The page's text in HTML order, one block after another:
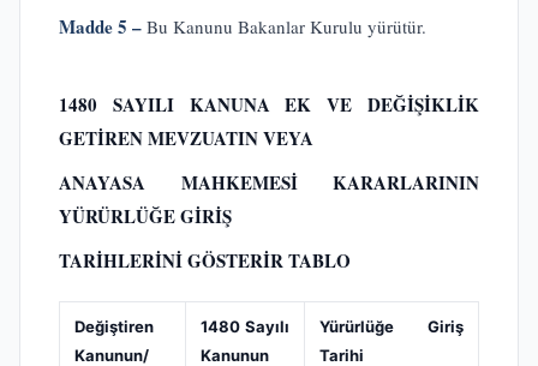
Madde 5 – Bu Kanunu Bakanlar Kurulu yürütür.
1480 SAYILI KANUNA EK VE DEĞİŞİKLİK
GETİREN MEVZUATIN VEYA
ANAYASA MAHKEMESİ KARARLARININ
YÜRÜRLÜĞE GİRİŞ
TARİHLERİNİ GÖSTERİR TABLO
Değiştiren
Kanunun/
1480 Sayılı
Kanunun
Yürürlüğe Giriş
Tarihi